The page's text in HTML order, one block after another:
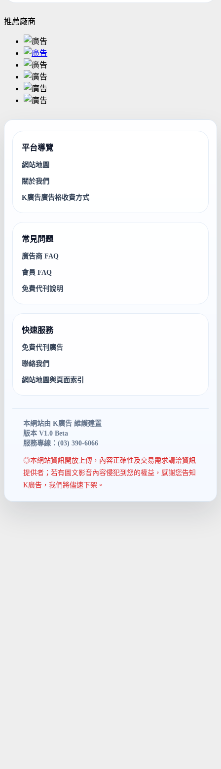
推薦廠商
平台導覽
網站地圖
關於我們
K廣告廣告格收費方式
常見問題
廣告商 FAQ
會員 FAQ
免費代刊說明
快速服務
免費代刊廣告
聯絡我們
網站地圖與頁面索引
本網站由 K廣告 維護建置
版本 V1.0 Beta
服務專線：(03) 390-6066
◎本網站資訊開放上傳，內容正確性及交易需求請洽資訊
提供者；若有圖文影音內容侵犯到您的權益，感謝您告知
K廣告，我們將儘速下架。